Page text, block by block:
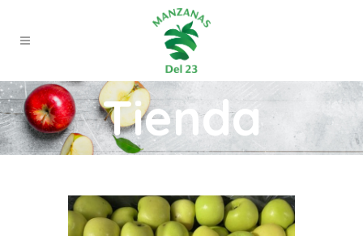
Tienda